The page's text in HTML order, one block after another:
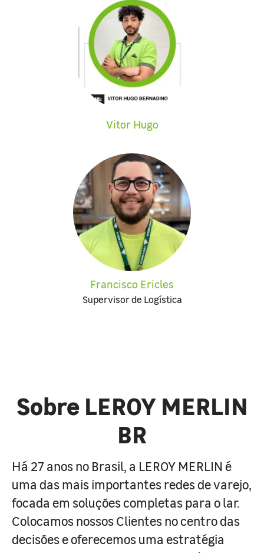
Vitor Hugo
Francisco Ericles
Supervisor de Logística
Sobre LEROY MERLIN
BR
Há 27 anos no Brasil, a LEROY MERLIN é
uma das mais importantes redes de varejo,
focada em soluções completas para o lar.
Colocamos nossos Clientes no centro das
decisões e oferecemos uma estratégia